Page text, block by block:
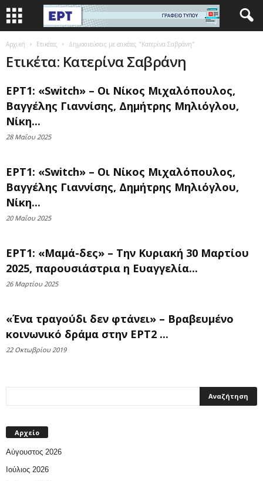
Αρχική Ετικέτες Δημοσιεύσεις με ετικέτες "Κατερίνα Σαβράνη"
Ετικέτα: Κατερίνα Σαβράνη
ΕΡΤ1: «Switch» – Οι Νίκος Μιχαλόπουλος,
Βαγγέλης Γιαννίσης, Δημήτρης Μηλιόγλου,
Νίκη...
28 Μαΐου 2025
ΕΡΤ1: «Switch» – Οι Νίκος Μιχαλόπουλος,
Βαγγέλης Γιαννίσης, Δημήτρης Μηλιόγλου,
Νίκη...
20 Μαΐου 2025
ΕΡΤ1: «Μαμά-δες» – Την Κυριακή 30 Μαρτίου
2025, παρουσιάστρια η Ευαγγελία...
26 Μαρτίου 2025
«Ένα τραγούδι δεν φτάνει» – Βραβευμένο
κοινωνικό δράμα στην ΕΡΤ2 ...
22 Οκτωβρίου 2019
Αρχείο
Αύγουστος 2026
Ιούλιος 2026